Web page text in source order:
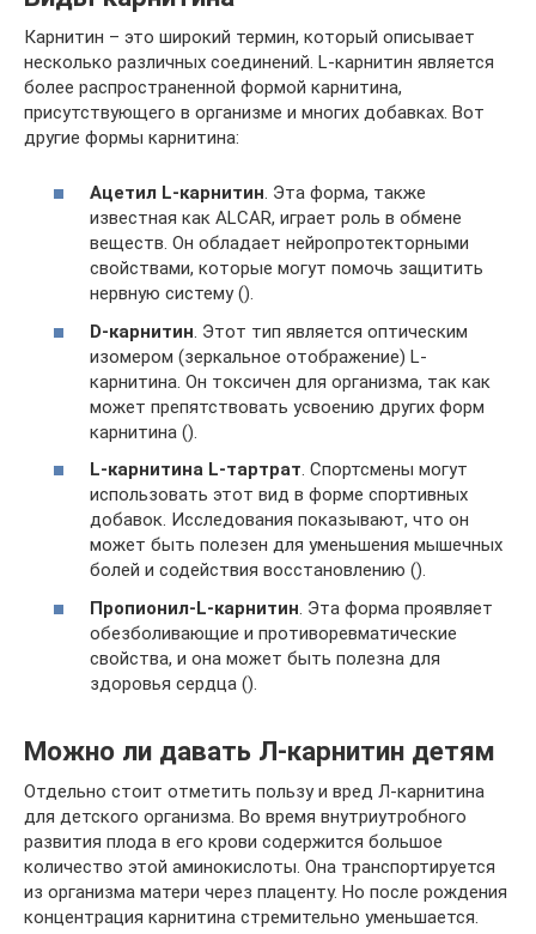
Карнитин – это широкий термин, который описывает
несколько различных соединений. L-карнитин является
более распространенной формой карнитина,
присутствующего в организме и многих добавках. Вот
другие формы карнитина:
Ацетил L-карнитин. Эта форма, также
известная как ALCAR, играет роль в обмене
веществ. Он обладает нейропротекторными
свойствами, которые могут помочь защитить
нервную систему ().
D-карнитин. Этот тип является оптическим
изомером (зеркальное отображение) L-
карнитина. Он токсичен для организма, так как
может препятствовать усвоению других форм
карнитина ().
L-карнитина L-тартрат. Спортсмены могут
использовать этот вид в форме спортивных
добавок. Исследования показывают, что он
может быть полезен для уменьшения мышечных
болей и содействия восстановлению ().
Пропионил-L-карнитин. Эта форма проявляет
обезболивающие и противоревматические
свойства, и она может быть полезна для
здоровья сердца ().
Можно ли давать Л-карнитин детям
Отдельно стоит отметить пользу и вред Л-карнитина
для детского организма. Во время внутриутробного
развития плода в его крови содержится большое
количество этой аминокислоты. Она транспортируется
из организма матери через плаценту. Но после рождения
концентрация карнитина стремительно уменьшается.